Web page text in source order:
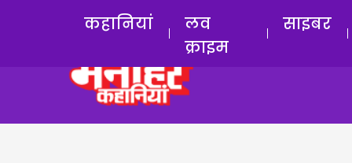
कहानियां
लव
क्राइम
साइबर